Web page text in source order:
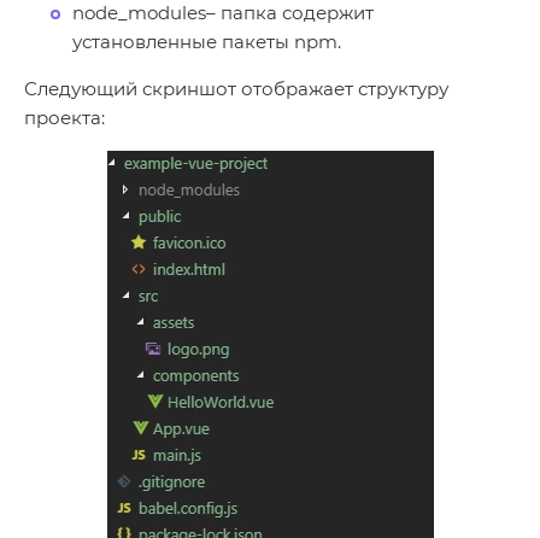
node_modules– папка содержит
установленные пакеты npm.
Следующий скриншот отображает структуру
проекта: